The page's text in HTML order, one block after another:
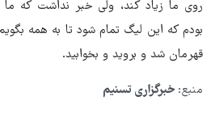
روی ما زیاد کند، ولی خبر نداشت که
بودم که این لیگ تمام شود تا به همه
قهرمان شد و بروید و بخوابید.
منبع: خبرگزاری تسنیم